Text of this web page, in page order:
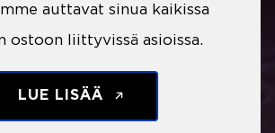
auttavat sinua kaikissa
ostoon liittyvissä asioissa.
LUE LISÄÄ